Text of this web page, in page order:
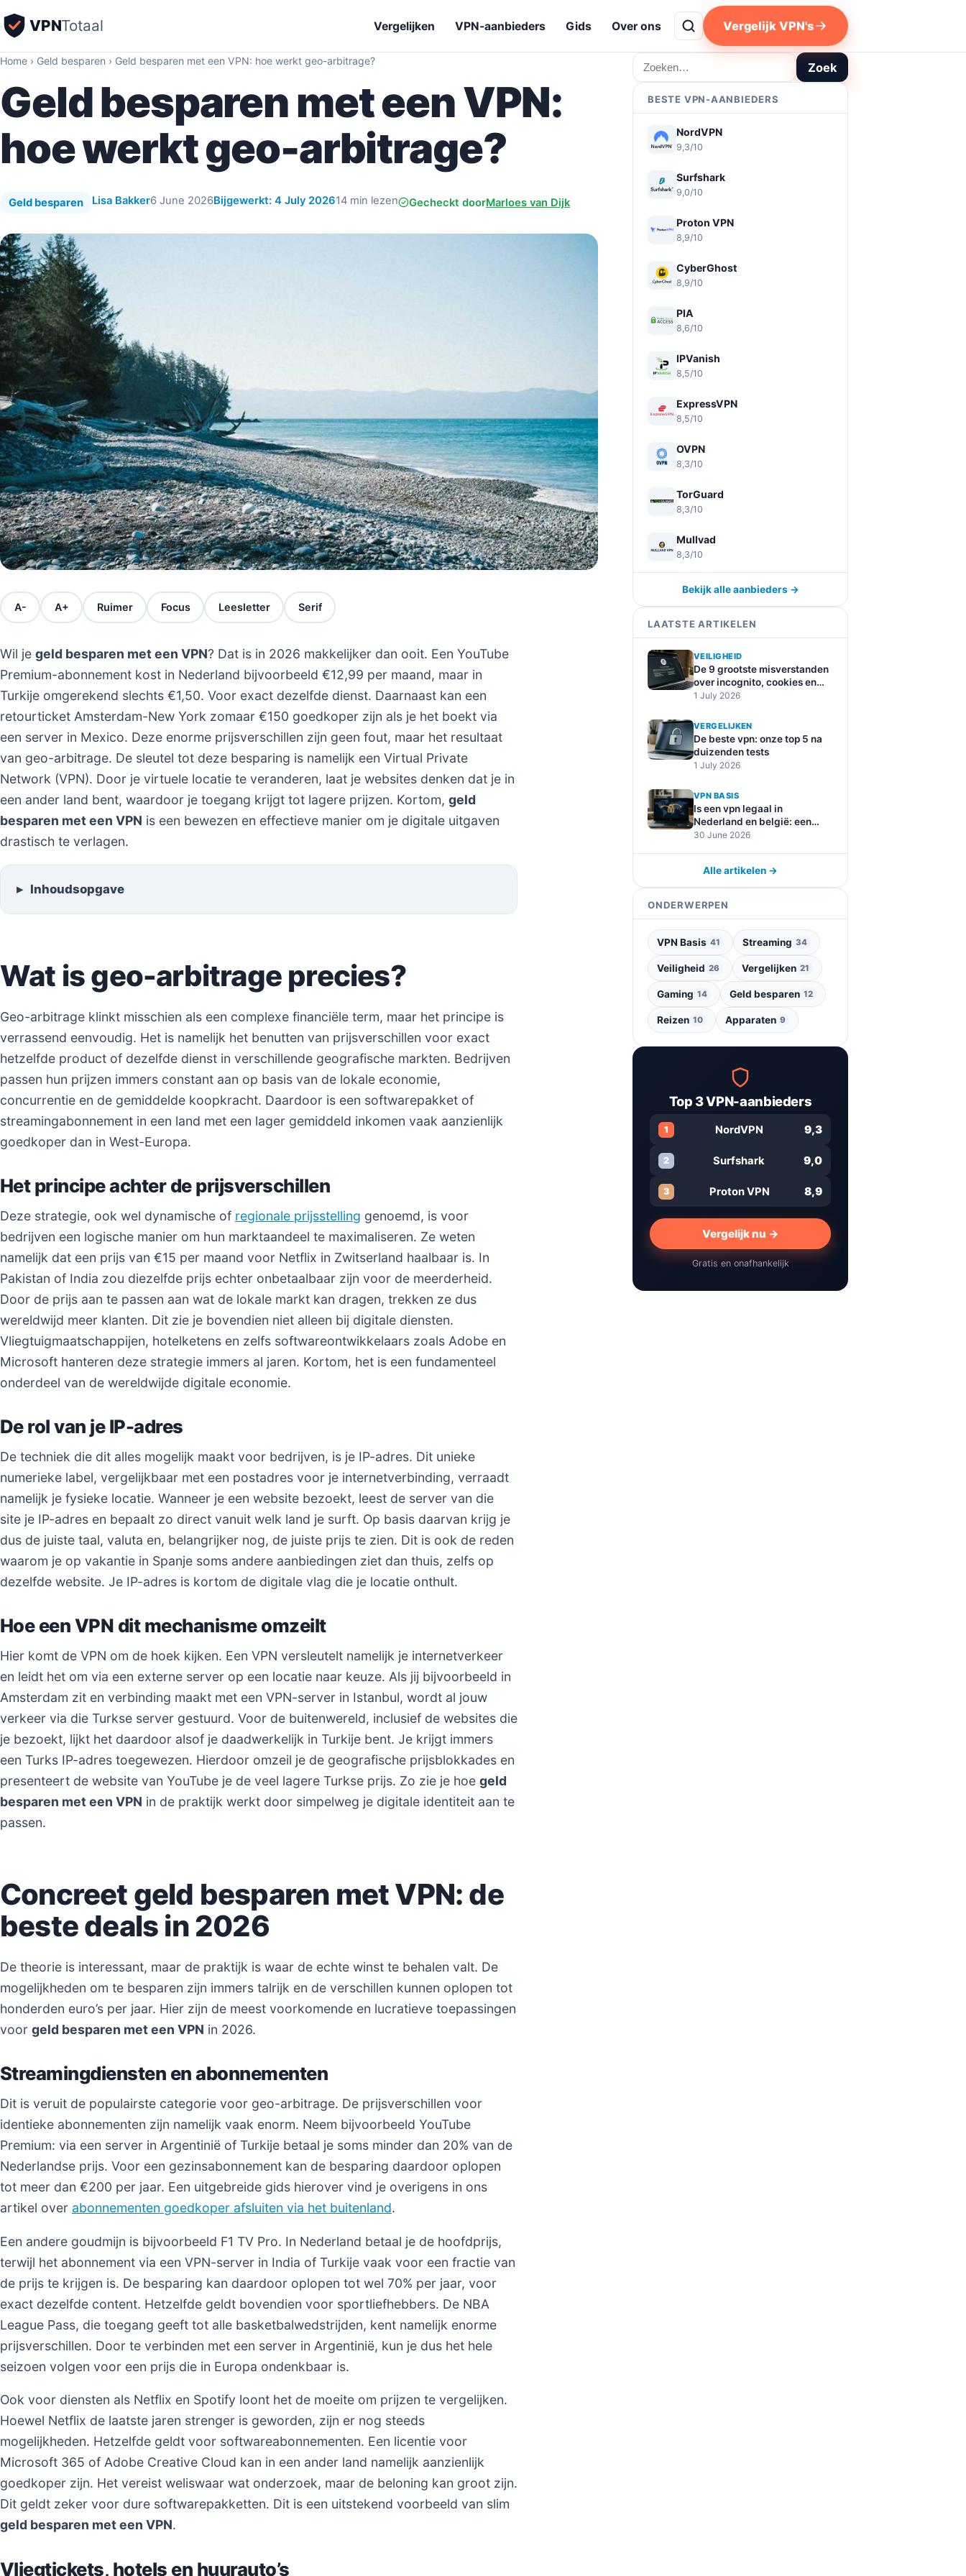
VPNTotaal Vergelijken VPN-aanbieders Gids Over ons Vergelijk VPN's
Home › Geld besparen › Geld besparen met een VPN: hoe werkt geo-arbitrage?
Geld besparen met een VPN:
hoe werkt geo-arbitrage?
Geld besparen Lisa Bakker6 June 2026Bijgewerkt: 4 July 202614 min lezen Gecheckt doorMarloes van Dijk
A- A+ Ruimer Focus Leesletter Serif
Wil je geld besparen met een VPN? Dat is in 2026 makkelijker dan ooit. Een YouTube
Premium-abonnement kost in Nederland bijvoorbeeld €12,99 per maand, maar in
Turkije omgerekend slechts €1,50. Voor exact dezelfde dienst. Daarnaast kan een
retourticket Amsterdam-New York zomaar €150 goedkoper zijn als je het boekt via
een server in Mexico. Deze enorme prijsverschillen zijn geen fout, maar het resultaat
van geo-arbitrage. De sleutel tot deze besparing is namelijk een Virtual Private
Network (VPN). Door je virtuele locatie te veranderen, laat je websites denken dat je in
een ander land bent, waardoor je toegang krijgt tot lagere prijzen. Kortom, geld
besparen met een VPN is een bewezen en effectieve manier om je digitale uitgaven
drastisch te verlagen.
Inhoudsopgave
Wat is geo-arbitrage precies?
Geo-arbitrage klinkt misschien als een complexe financiële term, maar het principe is
verrassend eenvoudig. Het is namelijk het benutten van prijsverschillen voor exact
hetzelfde product of dezelfde dienst in verschillende geografische markten. Bedrijven
passen hun prijzen immers constant aan op basis van de lokale economie,
concurrentie en de gemiddelde koopkracht. Daardoor is een softwarepakket of
streamingabonnement in een land met een lager gemiddeld inkomen vaak aanzienlijk
goedkoper dan in West-Europa.
Het principe achter de prijsverschillen
Deze strategie, ook wel dynamische of regionale prijsstelling genoemd, is voor
bedrijven een logische manier om hun marktaandeel te maximaliseren. Ze weten
namelijk dat een prijs van €15 per maand voor Netflix in Zwitserland haalbaar is. In
Pakistan of India zou diezelfde prijs echter onbetaalbaar zijn voor de meerderheid.
Door de prijs aan te passen aan wat de lokale markt kan dragen, trekken ze dus
wereldwijd meer klanten. Dit zie je bovendien niet alleen bij digitale diensten.
Vliegtuigmaatschappijen, hotelketens en zelfs softwareontwikkelaars zoals Adobe en
Microsoft hanteren deze strategie immers al jaren. Kortom, het is een fundamenteel
onderdeel van de wereldwijde digitale economie.
De rol van je IP-adres
De techniek die dit alles mogelijk maakt voor bedrijven, is je IP-adres. Dit unieke
numerieke label, vergelijkbaar met een postadres voor je internetverbinding, verraadt
namelijk je fysieke locatie. Wanneer je een website bezoekt, leest de server van die
site je IP-adres en bepaalt zo direct vanuit welk land je surft. Op basis daarvan krijg je
dus de juiste taal, valuta en, belangrijker nog, de juiste prijs te zien. Dit is ook de reden
waarom je op vakantie in Spanje soms andere aanbiedingen ziet dan thuis, zelfs op
dezelfde website. Je IP-adres is kortom de digitale vlag die je locatie onthult.
Hoe een VPN dit mechanisme omzeilt
Hier komt de VPN om de hoek kijken. Een VPN versleutelt namelijk je internetverkeer
en leidt het om via een externe server op een locatie naar keuze. Als jij bijvoorbeeld in
Amsterdam zit en verbinding maakt met een VPN-server in Istanbul, wordt al jouw
verkeer via die Turkse server gestuurd. Voor de buitenwereld, inclusief de websites die
je bezoekt, lijkt het daardoor alsof je daadwerkelijk in Turkije bent. Je krijgt immers
een Turks IP-adres toegewezen. Hierdoor omzeil je de geografische prijsblokkades en
presenteert de website van YouTube je de veel lagere Turkse prijs. Zo zie je hoe geld
besparen met een VPN in de praktijk werkt door simpelweg je digitale identiteit aan te
passen.
Concreet geld besparen met VPN: de
beste deals in 2026
De theorie is interessant, maar de praktijk is waar de echte winst te behalen valt. De
mogelijkheden om te besparen zijn immers talrijk en de verschillen kunnen oplopen tot
honderden euro’s per jaar. Hier zijn de meest voorkomende en lucratieve toepassingen
voor geld besparen met een VPN in 2026.
Streamingdiensten en abonnementen
Dit is veruit de populairste categorie voor geo-arbitrage. De prijsverschillen voor
identieke abonnementen zijn namelijk vaak enorm. Neem bijvoorbeeld YouTube
Premium: via een server in Argentinië of Turkije betaal je soms minder dan 20% van de
Nederlandse prijs. Voor een gezinsabonnement kan de besparing daardoor oplopen
tot meer dan €200 per jaar. Een uitgebreide gids hierover vind je overigens in ons
artikel over abonnementen goedkoper afsluiten via het buitenland.
Een andere goudmijn is bijvoorbeeld F1 TV Pro. In Nederland betaal je de hoofdprijs,
terwijl het abonnement via een VPN-server in India of Turkije vaak voor een fractie van
de prijs te krijgen is. De besparing kan daardoor oplopen tot wel 70% per jaar, voor
exact dezelfde content. Hetzelfde geldt bovendien voor sportliefhebbers. De NBA
League Pass, die toegang geeft tot alle basketbalwedstrijden, kent namelijk enorme
prijsverschillen. Door te verbinden met een server in Argentinië, kun je dus het hele
seizoen volgen voor een prijs die in Europa ondenkbaar is.
Ook voor diensten als Netflix en Spotify loont het de moeite om prijzen te vergelijken.
Hoewel Netflix de laatste jaren strenger is geworden, zijn er nog steeds
mogelijkheden. Hetzelfde geldt voor softwareabonnementen. Een licentie voor
Microsoft 365 of Adobe Creative Cloud kan in een ander land namelijk aanzienlijk
goedkoper zijn. Het vereist weliswaar wat onderzoek, maar de beloning kan groot zijn.
Dit geldt zeker voor dure softwarepakketten. Dit is een uitstekend voorbeeld van slim
geld besparen met een VPN.
Vliegtickets, hotels en huurauto’s
Zoeken Zoek
BESTE VPN-AANBIEDERS
NordVPN
9,3/10
Surfshark
9,0/10
Proton VPN
8,9/10
CyberGhost
8,9/10
PIA
8,6/10
IPVanish
8,5/10
ExpressVPN
8,5/10
OVPN
8,3/10
TorGuard
8,3/10
Mullvad
8,3/10
Bekijk alle aanbieders →
LAATSTE ARTIKELEN
VEILIGHEID
De 9 grootste misverstanden
over incognito, cookies en
online tracking
1 July 2026
VERGELIJKEN
De beste vpn: onze top 5 na
duizenden tests
1 July 2026
VPN BASIS
Is een vpn legaal in
Nederland en belgië: een
duidelijke uitleg
30 June 2026
Alle artikelen →
ONDERWERPEN
VPN Basis 41 Streaming 34
Veiligheid 26 Vergelijken 21
Gaming 14 Geld besparen 12
Reizen 10 Apparaten 9
Top 3 VPN-aanbieders
1 NordVPN 9,3
2 Surfshark 9,0
3 Proton VPN 8,9
Vergelijk nu →
Gratis en onafhankelijk